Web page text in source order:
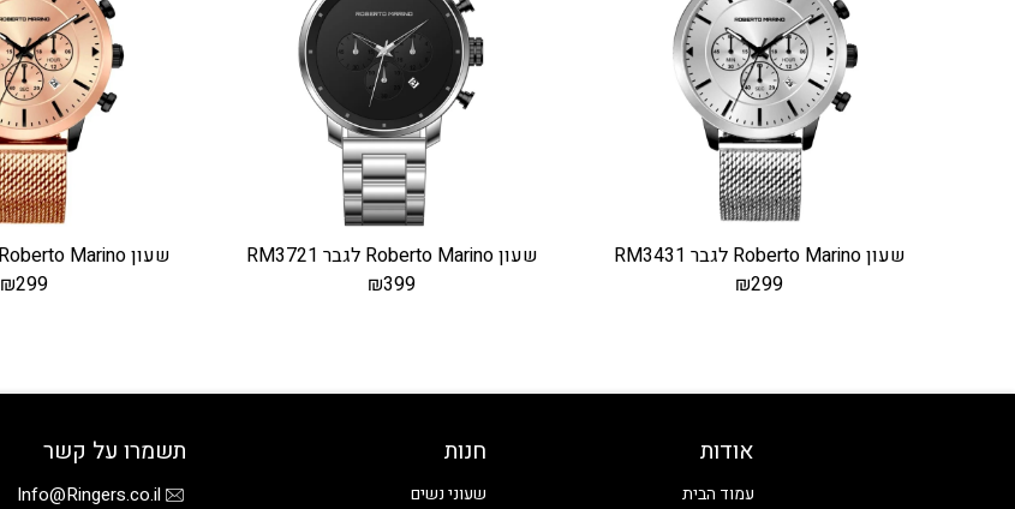
שעון Roberto Marino לגבר RM3431
₪299
שעון Roberto Marino לגבר RM3721
₪399
שעון Roberto Marino לגבר RM3433
₪299
אודות
עמוד הבית
חנות
שעוני נשים
תשמרו על קשר
Info@Ringers.co.il